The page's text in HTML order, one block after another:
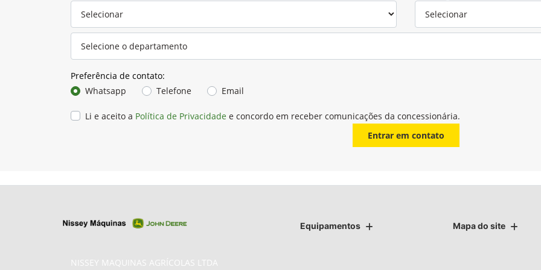
Preferência de contato:
Whatsapp
Telefone Email
Li e aceito a Política de Privacidade e concordo em receber comunicações da concessionária.
Entrar em contato
Equipamentos Mapa do site
NISSEY MAQUINAS AGRÍCOLAS LTDA